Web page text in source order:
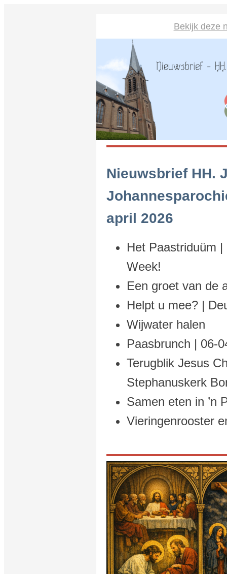
Bekijk deze
Nieuwsbrief HH.
april 2026
Het Paastriduüm
Week!
Een groet van de
Helpt u mee? |
Wijwater halen
Paasbrunch | 06-
Terugblik Jesus
Stephanuskerk
Samen eten in ’n
Vieringenrooster